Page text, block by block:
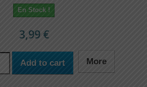
En Stock !
3,99 €
Add to cart More